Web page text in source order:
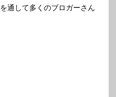
通して多くのブロガーさん